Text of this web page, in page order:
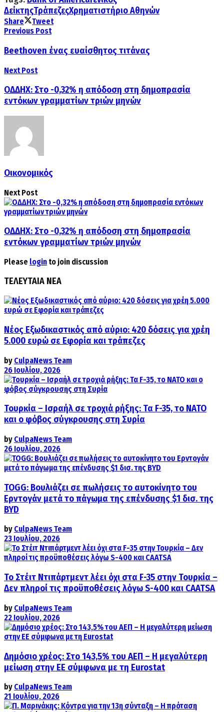
ΔείκτηςΤράπεζεςΧρηματιστήριο Αθηνών
Share
Tweet
Previous Post
Beethoven ένας ευαίσθητος τιτάνας
Next Post
ΟΔΔΗΧ: Στο -0,32% η απόδοση στη δημοπρασία
εντόκων γραμματίων τριών μηνών
Οικονομικός
Next Post
ΟΔΔΗΧ: Στο -0,32% η απόδοση στη δημοπρασία
εντόκων γραμματίων τριών μηνών
Please login to join discussion
ΤΕΛΕΥΤΑΙΑ ΝΕΑ
Νέος Εξωδικαστικός από αύριο: 420 δόσεις για χρέη
5.000 ευρώ σε Εφορία και τράπεζες
by CulpaNews Team
26 Ιουλίου, 2026
Τουρκία – Ισραήλ σε τροχιά ρήξης: Τα F-35, το ΝΑΤΟ
και ο φόβος σύγκρουσης στη Συρία
by CulpaNews Team
26 Ιουλίου, 2026
TOGG: Βουλιάζει σε πωλήσεις το αυτοκίνητο του
Ερντογάν μετά το πάγωμα της επένδυσης $1 δισ. της
BYD
by CulpaNews Team
23 Ιουλίου, 2026
Το Στέιτ Ντιπάρτμεντ λέει όχι στα F-35 στην Τουρκία –
Δεν πληροί τις προϋποθέσεις λόγω S-400 και CAATSA
by CulpaNews Team
22 Ιουλίου, 2026
Δημόσιο χρέος: Στο 143,5% του ΑΕΠ – Η μεγαλύτερη
μείωση στην ΕΕ σύμφωνα με τη Eurostat
by CulpaNews Team
21 Ιουλίου, 2026